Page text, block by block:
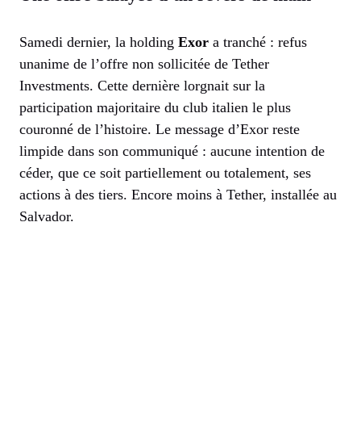
Samedi dernier, la holding Exor a tranché : refus
unanime de l’offre non sollicitée de Tether
Investments. Cette dernière lorgnait sur la
participation majoritaire du club italien le plus
couronné de l’histoire. Le message d’Exor reste
limpide dans son communiqué : aucune intention de
céder, que ce soit partiellement ou totalement, ses
actions à des tiers. Encore moins à Tether, installée au
Salvador.